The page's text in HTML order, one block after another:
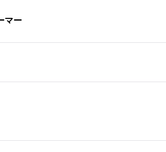
マー